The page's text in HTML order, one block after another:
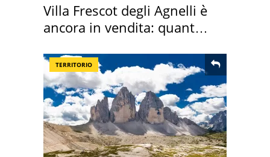
Villa Frescot degli Agnelli è
ancora in vendita: quanto
TERRITORIO